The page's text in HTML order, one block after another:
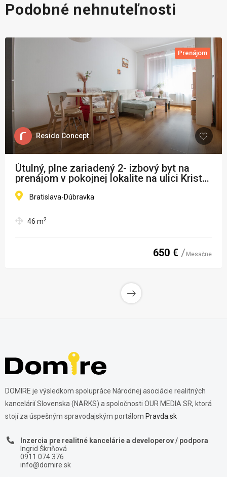
Podobné nehnuteľnosti
Prenájom
Resido Concept
Útulný, plne zariadený 2- izbový byt na
prenájom v pokojnej lokalite na ulici Kristy
Bendovej v Dúbravke
Bratislava-Dúbravka
46 m2
650 € Mesačne
DOMIRE je výsledkom spolupráce Národnej asociácie realitných
kancelárií Slovenska (NARKS) a spoločnosti OUR MEDIA SR, ktorá
stojí za úspešným spravodajským portálom Pravda.sk
Inzercia pre realitné kancelárie a developerov / podpora
Ingrid Škriňová
0911 074 376
info@domire.sk